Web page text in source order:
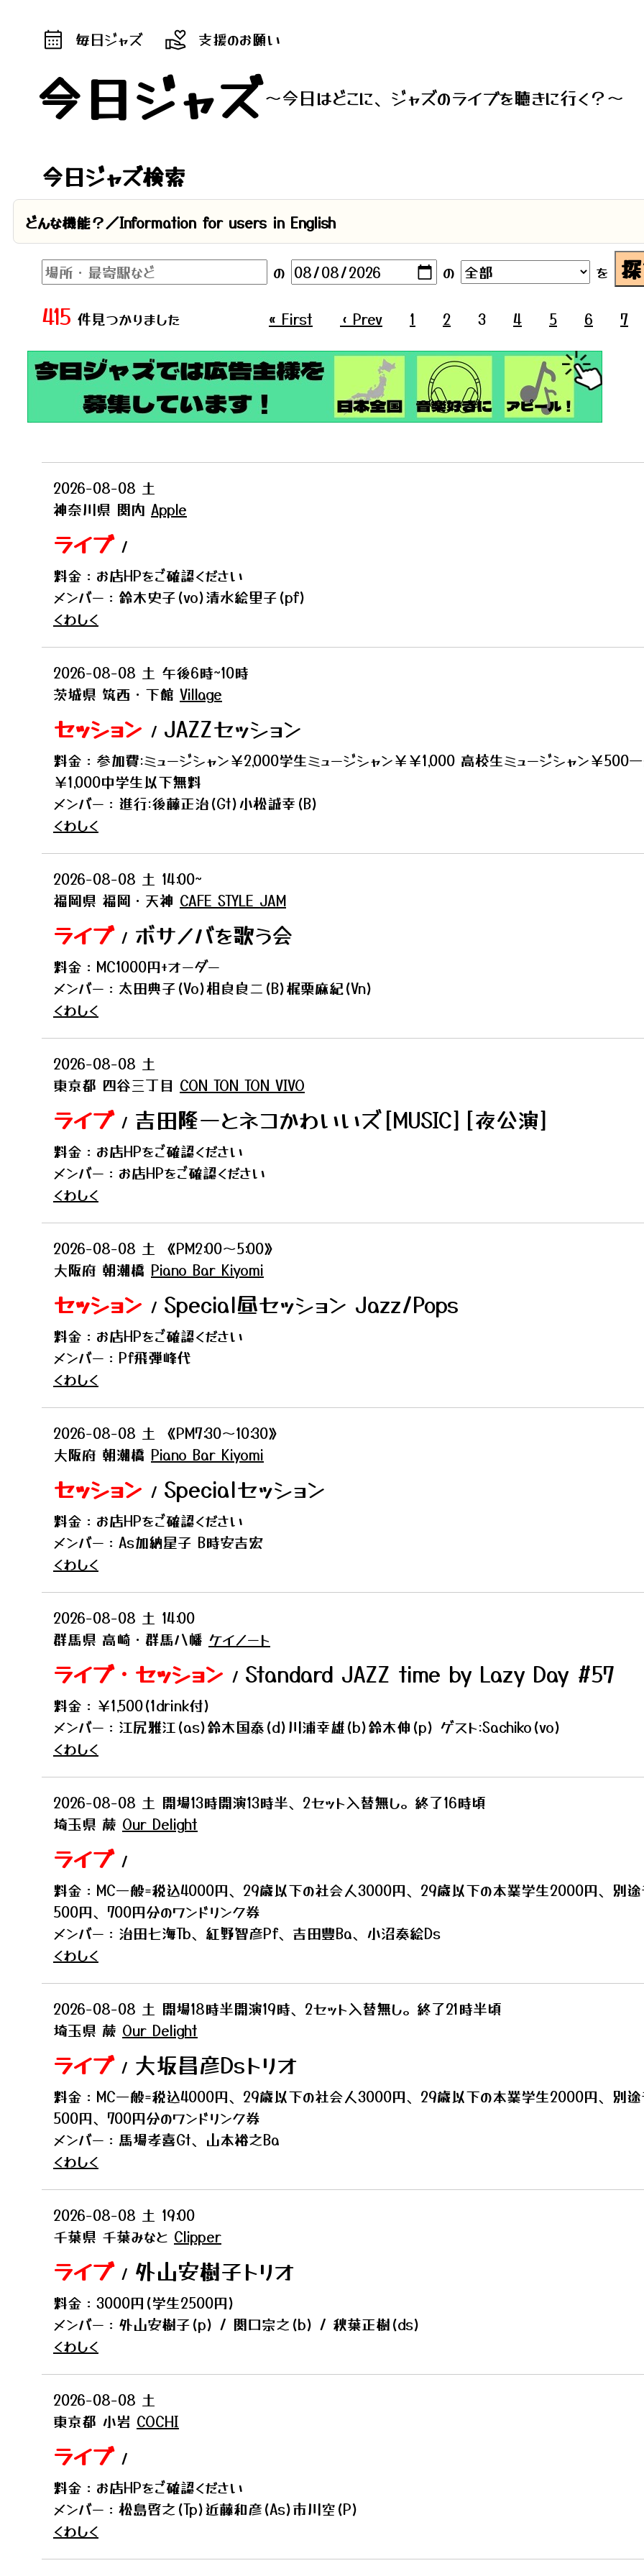
毎日ジャズ 支援のお願い
今日ジャズ～今日はどこに、ジャズのライブを聴きに行く？～
今日ジャズ検索
どんな機能？／Information for users in English
の の を
415 件見つかりました « First ‹ Prev 1 2 3 4 5 6 7
2026-08-08 土
神奈川県 関内 Apple
ライブ /
料金：お店HPをご確認ください
メンバー：鈴木史子(vo)清水絵里子(pf)
くわしく
2026-08-08 土 午後6時~10時
茨城県 筑西・下館 Village
セッション / JAZZセッション
料金：参加費:ミュージシャン￥2,000学生ミュージシャン￥￥1,000 高校生ミュージシャン￥500
￥1,000中学生以下無料
メンバー：進行:後藤正治(Gt)小松誠幸(B)
くわしく
2026-08-08 土 14:00~
福岡県 福岡・天神 CAFE STYLE JAM
ライブ / ボサノバを歌う会
料金：MC1000円+オーダー
メンバー：太田典子(Vo)相良良二(B)梶栗麻紀(Vn)
くわしく
2026-08-08 土
東京都 四谷三丁目 CON TON TON VIVO
ライブ / 吉田隆一とネコかわいいズ[MUSIC][夜公演]
料金：お店HPをご確認ください
メンバー：お店HPをご確認ください
くわしく
2026-08-08 土
《PM2:00〜5:00》
大阪府 朝潮橋 Piano Bar Kiyomi
セッション / Special昼セッション Jazz/Pops
料金：お店HPをご確認ください
メンバー：Pf飛弾峰代
くわしく
2026-08-08 土
《PM7:30〜10:30》
大阪府 朝潮橋 Piano Bar Kiyomi
セッション / Specialセッション
料金：お店HPをご確認ください
メンバー：As加納星子 B時安吉宏
くわしく
2026-08-08 土 14:00
群馬県 高崎・群馬八幡 ケイノート
ライブ・セッション / Standard JAZZ time by Lazy Day #57
料金：￥1,500(1drink付)
メンバー：江尻雅江(as)鈴木国泰(d)川浦幸雄(b)鈴木伸(p) ゲスト:Sachiko(vo)
くわしく
2026-08-08 土 開場13時開演13時半、2セット入替無し。終了16時頃
埼玉県 蕨 Our Delight
ライブ /
料金：MC一般=税込4000円、29歳以下の社会人3000円、29歳以下の本業学生2000円、別途
500円、700円分のワンドリンク券
メンバー：治田七海Tb、紅野智彦Pf、吉田豊Ba、小沼奏絵Ds
くわしく
2026-08-08 土 開場18時半開演19時、2セット入替無し。終了21時半頃
埼玉県 蕨 Our Delight
ライブ / 大坂昌彦Dsトリオ
料金：MC一般=税込4000円、29歳以下の社会人3000円、29歳以下の本業学生2000円、別途
500円、700円分のワンドリンク券
メンバー：馬場孝喜Gt、山本裕之Ba
くわしく
2026-08-08 土 19:00
千葉県 千葉みなと Clipper
ライブ / 外山安樹子トリオ
料金：3000円(学生2500円)
メンバー：外山安樹子(p) / 関口宗之(b) / 秋葉正樹(ds)
くわしく
2026-08-08 土
東京都 小岩 COCHI
ライブ /
料金：お店HPをご確認ください
メンバー：松島啓之(Tp)近藤和彦(As)市川空(P)
くわしく